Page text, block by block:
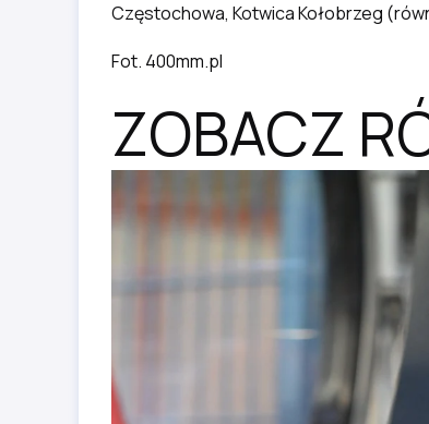
Częstochowa, Kotwica Kołobrzeg
Fot. 400mm.pl
ZOBACZ